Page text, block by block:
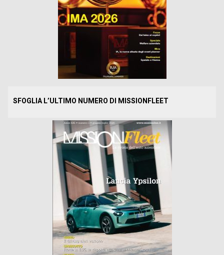
SFOGLIA L’ULTIMO NUMERO DI MISSIONFLEET